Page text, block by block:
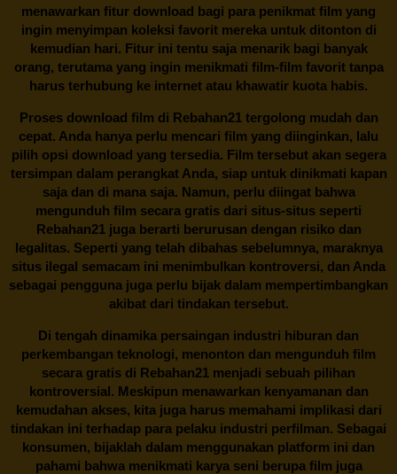
menawarkan fitur download bagi para penikmat film yang
ingin menyimpan koleksi favorit mereka untuk ditonton di
kemudian hari. Fitur ini tentu saja menarik bagi banyak
orang, terutama yang ingin menikmati film-film favorit tanpa
harus terhubung ke internet atau khawatir kuota habis.
Proses download film di Rebahan21tergolong mudah dan
cepat. Anda hanya perlu mencari film yang diinginkan, lalu
pilih opsi download yang tersedia. Film tersebut akan segera
tersimpan dalam perangkat Anda, siap untuk dinikmati kapan
saja dan di mana saja. Namun, perlu diingat bahwa
mengunduh film secara gratis dari situs-situs seperti
Rebahan21 juga berarti berurusan dengan risiko dan
legalitas. Seperti yang telah dibahas sebelumnya, maraknya
situs ilegal semacam ini menimbulkan kontroversi, dan Anda
sebagai pengguna juga perlu bijak dalam mempertimbangkan
akibat dari tindakan tersebut.
Di tengah dinamika persaingan industri hiburan dan
perkembangan teknologi, menonton dan mengunduh film
secara gratis di Rebahan21 menjadi sebuah pilihan
kontroversial. Meskipun menawarkan kenyamanan dan
kemudahan akses, kita juga harus memahami implikasi dari
tindakan ini terhadap para pelaku industri perfilman. Sebagai
konsumen, bijaklah dalam menggunakan platform ini dan
pahami bahwa menikmati karya seni berupa film juga